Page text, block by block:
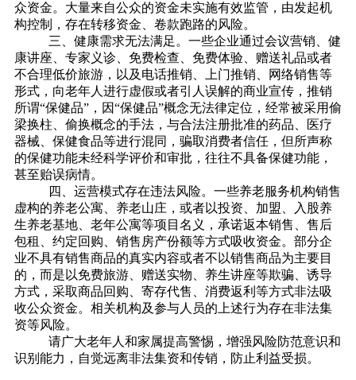
众资金。大量来自公众的资金未实施有效监管，由发起机
构控制，存在转移资金、卷款跑路的风险。
三、健康需求无法满足。一些企业通过会议营销、健
康讲座、专家义诊、免费检查、免费体验、赠送礼品或者
不合理低价旅游，以及电话推销、上门推销、网络销售等
形式，向老年人进行虚假或者引人误解的商业宣传，推销
所谓“保健品”，因“保健品”概念无法律定位，经常被采用偷
梁换柱、偷换概念的手法，与合法注册批准的药品、医疗
器械、保健食品等进行混同，骗取消费者信任，但所声称
的保健功能未经科学评价和审批，往往不具备保健功能，
甚至贻误病情。
四、运营模式存在违法风险。一些养老服务机构销售
虚构的养老公寓、养老山庄，或者以投资、加盟、入股养
生养老基地、老年公寓等项目名义，承诺返本销售、售后
包租、约定回购、销售房产份额等方式吸收资金。部分企
业不具有销售商品的真实内容或者不以销售商品为主要目
的，而是以免费旅游、赠送实物、养生讲座等欺骗、诱导
方式，采取商品回购、寄存代售、消费返利等方式非法吸
收公众资金。相关机构及参与人员的上述行为存在非法集
资等风险。
请广大老年人和家属提高警惕，增强风险防范意识和
识别能力，自觉远离非法集资和传销，防止利益受损。